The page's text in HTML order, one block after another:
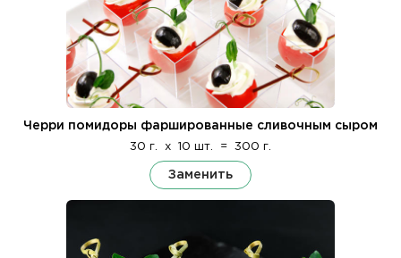
Черри помидоры фаршированные сливочным сыром
30 г. x 10 шт. = 300 г.
Заменить